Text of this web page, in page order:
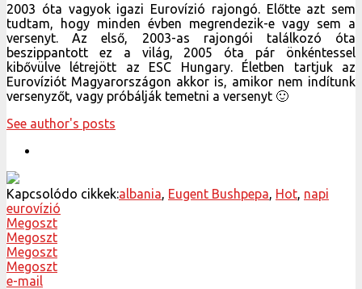
2003 óta vagyok igazi Eurovízió rajongó. Előtte azt sem
tudtam, hogy minden évben megrendezik-e vagy sem a
versenyt. Az első, 2003-as rajongói találkozó óta
beszippantott ez a világ, 2005 óta pár önkéntessel
kibővülve létrejött az ESC Hungary. Életben tartjuk az
Eurovíziót Magyarországon akkor is, amikor nem indítunk
versenyzőt, vagy próbálják temetni a versenyt 🙂
See author's posts
Kapcsolódo cikkek:albania Eugent Bushpepa Hot napi
eurovízió
Megoszt
Megoszt
Megoszt
Megoszt
e-mail